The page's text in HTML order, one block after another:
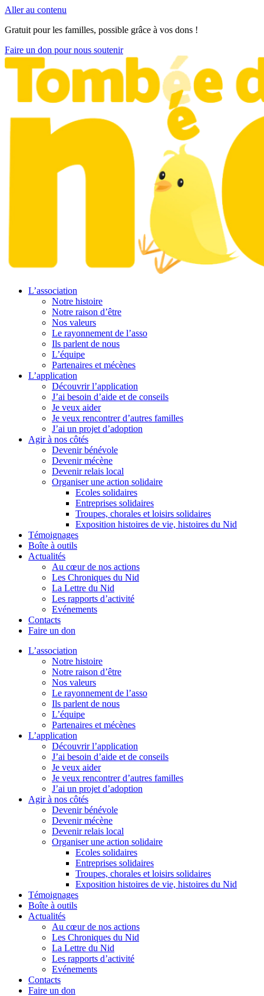
Aller au contenu
Gratuit pour les familles, possible grâce à vos dons !
Faire un don pour nous soutenir
L’association
Notre histoire
Notre raison d’être
Nos valeurs
Le rayonnement de l’asso
Ils parlent de nous
L’équipe
Partenaires et mécènes
L’application
Découvrir l’application
J’ai besoin d’aide et de conseils
Je veux aider
Je veux rencontrer d’autres familles
J’ai un projet d’adoption
Agir à nos côtés
Devenir bénévole
Devenir mécène
Devenir relais local
Organiser une action solidaire
Ecoles solidaires
Entreprises solidaires
Troupes, chorales et loisirs solidaires
Exposition histoires de vie, histoires du Nid
Témoignages
Boîte à outils
Actualités
Au cœur de nos actions
Les Chroniques du Nid
La Lettre du Nid
Les rapports d’activité
Evénements
Contacts
Faire un don
L’association
Notre histoire
Notre raison d’être
Nos valeurs
Le rayonnement de l’asso
Ils parlent de nous
L’équipe
Partenaires et mécènes
L’application
Découvrir l’application
J’ai besoin d’aide et de conseils
Je veux aider
Je veux rencontrer d’autres familles
J’ai un projet d’adoption
Agir à nos côtés
Devenir bénévole
Devenir mécène
Devenir relais local
Organiser une action solidaire
Ecoles solidaires
Entreprises solidaires
Troupes, chorales et loisirs solidaires
Exposition histoires de vie, histoires du Nid
Témoignages
Boîte à outils
Actualités
Au cœur de nos actions
Les Chroniques du Nid
La Lettre du Nid
Les rapports d’activité
Evénements
Contacts
Faire un don